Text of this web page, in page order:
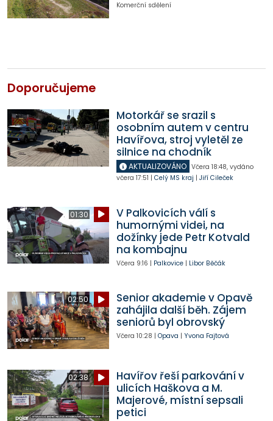
Komerční sdělení
Doporučujeme
Motorkář se srazil s
osobním autem v centru
Havířova, stroj vyletěl ze
silnice na chodník
AKTUALIZOVÁNO Včera 18:48, vydáno
včera 17:51 | Celý MS kraj | Jiří Cileček
01:30
V Palkovicích válí s
humornými videi, na
dožínky jede Petr Kotvald
na kombajnu
Včera 9:16 | Palkovice| Libor Běčák
02:50
Senior akademie v Opavě
zahájila další běh. Zájem
seniorů byl obrovský
Včera 10:28 | Opava | Yvona Fajtová
02:38
Havířov řeší parkování v
ulicích Haškova a M.
Majerové, místní sepsali
petici